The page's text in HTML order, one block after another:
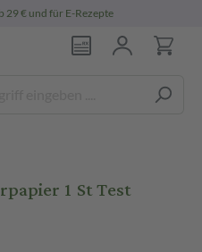
29 € und für E-Rezepte
1 St Test